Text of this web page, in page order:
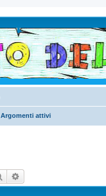
Argomenti attivi
Cerca